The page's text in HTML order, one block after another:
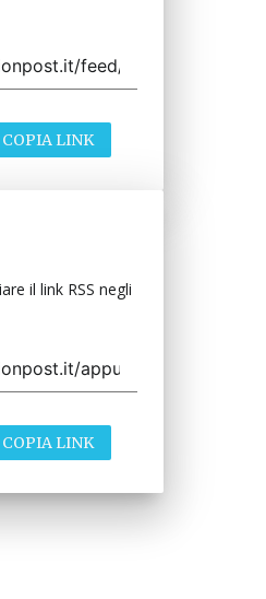
COPIA LINK
il link RSS negli
COPIA LINK